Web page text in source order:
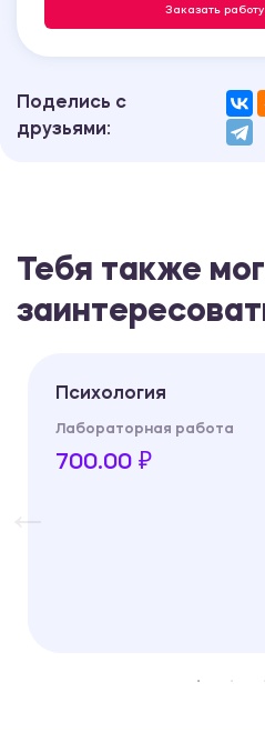
Заказать
Поделись с
друзьями:
Тебя также
Психология
Лабораторная работа
700.00 ₽